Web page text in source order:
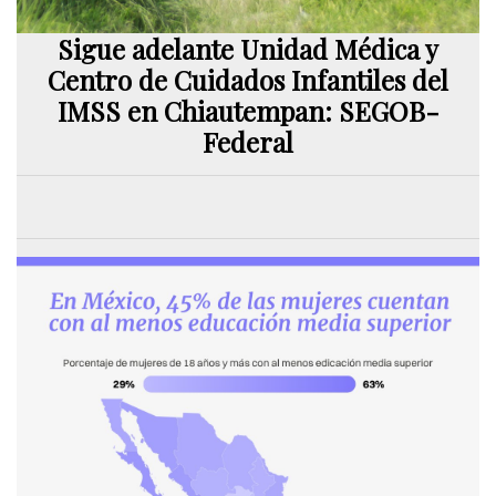
Sigue adelante Unidad Médica y
Centro de Cuidados Infantiles del
IMSS en Chiautempan: SEGOB-
Federal